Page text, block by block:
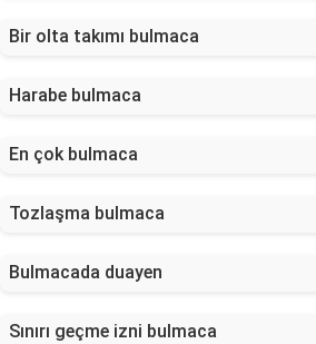
Bir olta takımı bulmaca
Harabe bulmaca
En çok bulmaca
Tozlaşma bulmaca
Bulmacada duayen
Sınırı geçme izni bulmaca